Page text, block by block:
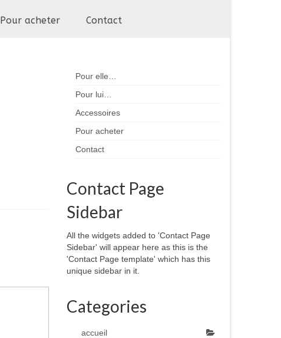
Pour acheter Contact
Pour elle…
Pour lui…
Accessoires
Pour acheter
Contact
Contact Page
Sidebar
All the widgets added to 'Contact Page
Sidebar' will appear here as this is the
'Contact Page template' which has this
unique sidebar in it.
Categories
accueil